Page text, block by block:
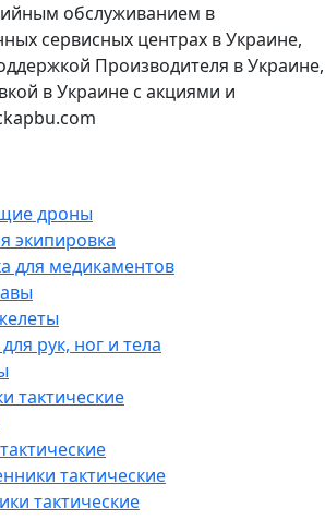
обслуживанием в
сервисных центрах в Украине,
Производителя в Украине,
в Украине с акциями и
дроны
экипировка
для медикаментов
рук, ног и тела
тактические
тактические
тактические